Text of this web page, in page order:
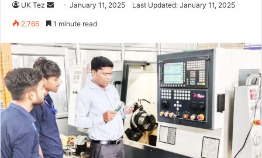
UK Tez
e
d
a
n
e
a
i
l
January 11, 2025 Last Updated: January 11, 2025
2,766 1 minute read